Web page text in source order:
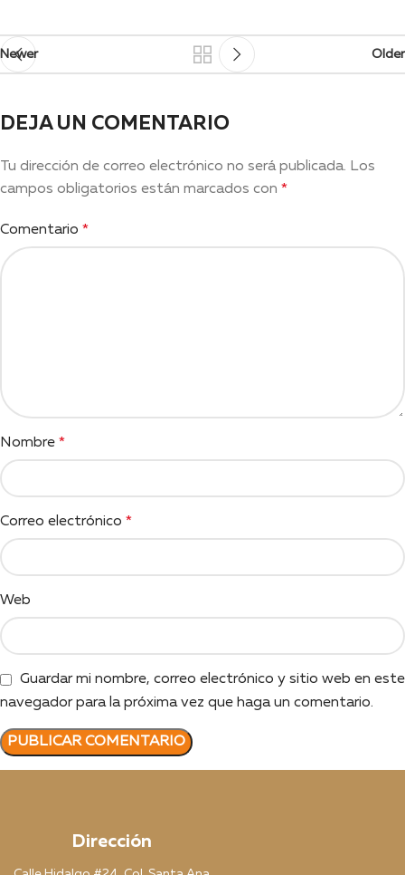
Newer Older
DEJA UN COMENTARIO
Tu dirección de correo electrónico no será publicada. Los
campos obligatorios están marcados con *
Comentario *
Nombre *
Correo electrónico *
Web
Guardar mi nombre, correo electrónico y sitio web en este
navegador para la próxima vez que haga un comentario.
Dirección